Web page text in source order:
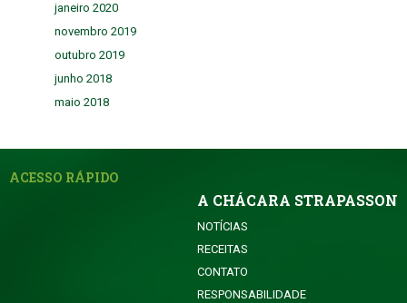
janeiro 2020
novembro 2019
outubro 2019
junho 2018
maio 2018
ACESSO RÁPIDO
A CHÁCARA STRAPASSON
NOTÍCIAS
RECEITAS
CONTATO
RESPONSABILIDADE